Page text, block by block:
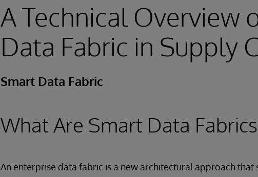
A Technical Overview
Data Fabric in Supply
Smart Data Fabric
What Are Smart Data
An enterprise data fabric is a new architectural approach that